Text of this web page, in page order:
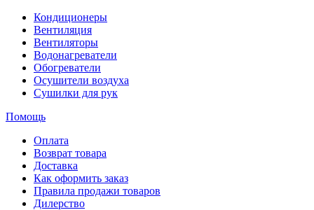
Кондиционеры
Вентиляция
Вентиляторы
Водонагреватели
Обогреватели
Осушители воздуха
Сушилки для рук
Помощь
Оплата
Возврат товара
Доставка
Как оформить заказ
Правила продажи товаров
Дилерство